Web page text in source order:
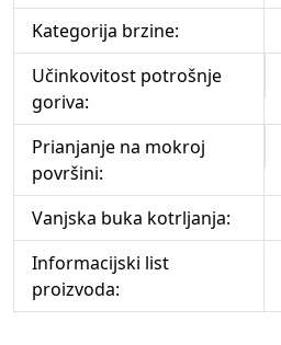
Kategorija brzine:
Učinkovitost potrošnje
goriva:
Prianjanje na mokroj
površini:
Vanjska buka kotrljanja:
Informacijski list
proizvoda: